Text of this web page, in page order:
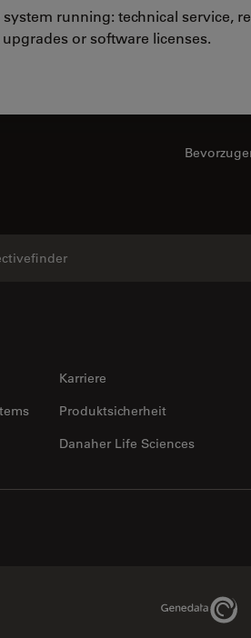
running: technical service,
or software licenses.
Karriere
Produktsicherheit
Danaher Life Sciences